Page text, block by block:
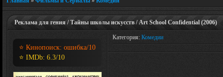
Реклама для гения / Тайны школы искусств / Art School Confidential (2006)
⭐ Кинопоиск: ошибка/10
⭐ IMDb: 6.3/10
Категория: Комедии